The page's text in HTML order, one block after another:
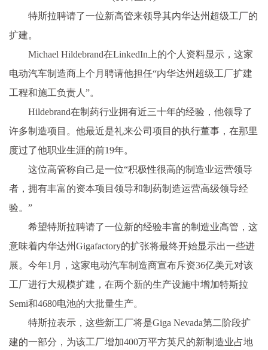
特斯拉聘请了一位新高管来领导其内华达州超级工厂的
扩建。
Michael Hildebrand在LinkedIn上的个人资料显示，这家
电动汽车制造商上个月聘请他担任“内华达州超级工厂扩建
工程和施工负责人”。
Hildebrand在制药行业拥有近三十年的经验，他领导了
许多制造项目。他最近是礼来公司项目的执行董事，在那里
度过了他职业生涯的前19年。
这位高管称自己是一位“积极性很高的制造业运营领导
者，拥有丰富的资本项目领导和制药制造运营高级领导经
验。”
希望特斯拉聘请了一位新的经验丰富的制造业高管，这
意味着内华达州Gigafactory的扩张将最终开始显示出一些进
展。今年1月，这家电动汽车制造商宣布斥资36亿美元对该
工厂进行大规模扩建，在两个新的生产设施中增加特斯拉
Semi和4680电池的大批量生产。
特斯拉表示，这些新工厂将是Giga Nevada第二阶段扩
建的一部分，为该工厂增加400万平方英尺的新制造业占地